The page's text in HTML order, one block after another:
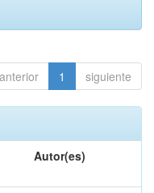
anterior 1 siguiente
Autor(es)